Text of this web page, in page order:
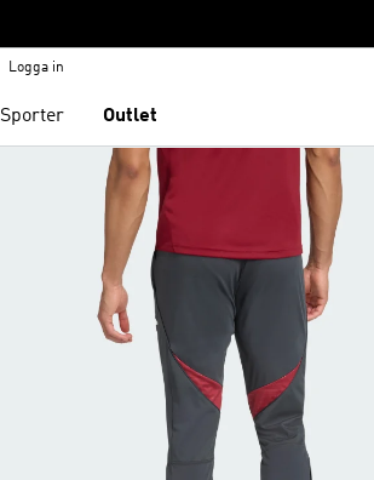
Logga in
Sporter Outlet